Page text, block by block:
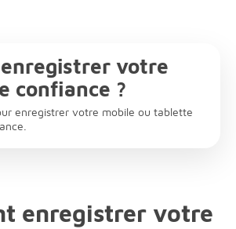
votre
confiance ?
enregistrer votre mobile ou tablette
enregistrer votre